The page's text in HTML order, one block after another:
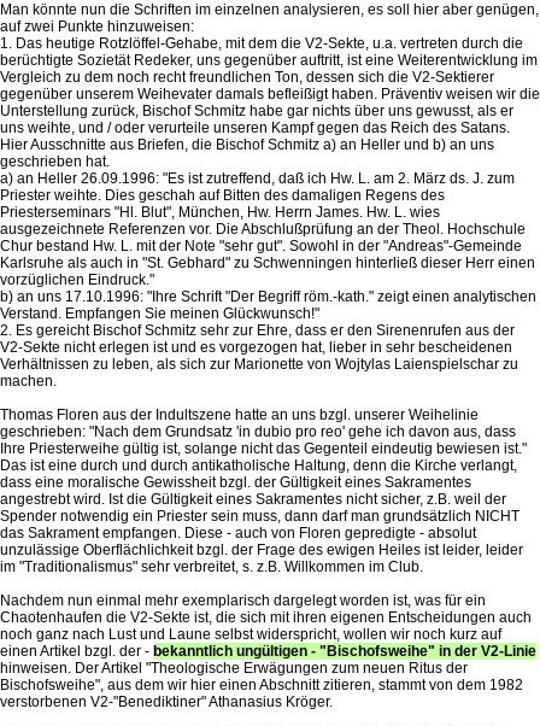
Man könnte nun die Schriften im einzelnen analysieren, es soll hier aber genügen,
auf zwei Punkte hinzuweisen:
1. Das heutige Rotzlöffel-Gehabe, mit dem die V2-Sekte, u.a. vertreten durch die
berüchtigte Sozietät Redeker, uns gegenüber auftritt, ist eine Weiterentwicklung im
Vergleich zu dem noch recht freundlichen Ton, dessen sich die V2-Sektierer
gegenüber unserem Weihevater damals befleißigt haben. Präventiv weisen wir die
Unterstellung zurück, Bischof Schmitz habe gar nichts über uns gewusst, als er
uns weihte, und / oder verurteile unseren Kampf gegen das Reich des Satans.
Hier Ausschnitte aus Briefen, die Bischof Schmitz a) an Heller und b) an uns
geschrieben hat.
a) an Heller 26.09.1996: "Es ist zutreffend, daß ich Hw. L. am 2. März ds. J. zum
Priester weihte. Dies geschah auf Bitten des damaligen Regens des
Priesterseminars "Hl. Blut", München, Hw. Herrn James. Hw. L. wies
ausgezeichnete Referenzen vor. Die Abschlußprüfung an der Theol. Hochschule
Chur bestand Hw. L. mit der Note "sehr gut". Sowohl in der "Andreas"-Gemeinde
Karlsruhe als auch in "St. Gebhard" zu Schwenningen hinterließ dieser Herr einen
vorzüglichen Eindruck."
b) an uns 17.10.1996: "Ihre Schrift "Der Begriff röm.-kath." zeigt einen analytischen
Verstand. Empfangen Sie meinen Glückwunsch!"
2. Es gereicht Bischof Schmitz sehr zur Ehre, dass er den Sirenenrufen aus der
V2-Sekte nicht erlegen ist und es vorgezogen hat, lieber in sehr bescheidenen
Verhältnissen zu leben, als sich zur Marionette von Wojtylas Laienspielschar zu
machen.
Thomas Floren aus der Indultszene hatte an uns bzgl. unserer Weihelinie
geschrieben: "Nach dem Grundsatz 'in dubio pro reo' gehe ich davon aus, dass
Ihre Priesterweihe gültig ist, solange nicht das Gegenteil eindeutig bewiesen ist."
Das ist eine durch und durch antikatholische Haltung, denn die Kirche verlangt,
dass eine moralische Gewissheit bzgl. der Gültigkeit eines Sakramentes
angestrebt wird. Ist die Gültigkeit eines Sakramentes nicht sicher, z.B. weil der
Spender notwendig ein Priester sein muss, dann darf man grundsätzlich NICHT
das Sakrament empfangen. Diese - auch von Floren gepredigte - absolut
unzulässige Oberflächlichkeit bzgl. der Frage des ewigen Heiles ist leider, leider
im "Traditionalismus" sehr verbreitet, s. z.B. Willkommen im Club.
Nachdem nun einmal mehr exemplarisch dargelegt worden ist, was für ein
Chaotenhaufen die V2-Sekte ist, die sich mit ihren eigenen Entscheidungen auch
noch ganz nach Lust und Laune selbst widerspricht, wollen wir noch kurz auf
einen Artikel bzgl. der - bekanntlich ungültigen - "Bischofsweihe" in der V2-Linie
hinweisen. Der Artikel "Theologische Erwägungen zum neuen Ritus der
Bischofsweihe", aus dem wir hier einen Abschnitt zitieren, stammt von dem 1982
verstorbenen V2-"Benediktiner" Athanasius Kröger.